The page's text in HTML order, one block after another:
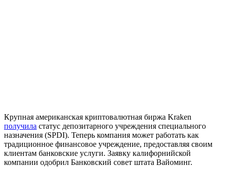
Крупная американская криптовалютная биржа Kraken
получила статус депозитарного учреждения специального
назначения (SPDI). Теперь компания может работать как
традиционное финансовое учреждение, предоставляя своим
клиентам банковские услуги. Заявку калифорнийской
компании одобрил Банковский совет штата Вайоминг.